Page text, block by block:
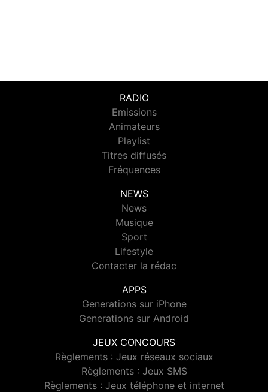
RADIO
Emissions
Animateurs
Playlist
Titres diffusés
Fréquences
NEWS
News
Musique
Sport
Lifestyle
Contacter la rédac
APPS
Generations sur iPhone
Generations sur Android
JEUX CONCOURS
Règlements : Jeux réseaux sociaux
Règlements : Jeux SMS
Règlements : Jeux téléphone et internet